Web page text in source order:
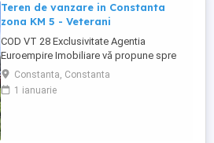
Teren de vanzare in Constanta
zona KM 5 - Veterani
COD VT 28 Exclusivitate Agentia
Euroempire Imobiliare vă propune spre
vânzare un teren intravilan construibil în
suprafață de 500 mp, situat în Localitatea
Constanta zona Veterani Km 5 , Careul D4
Constanta, Constanta
1 ianuarie